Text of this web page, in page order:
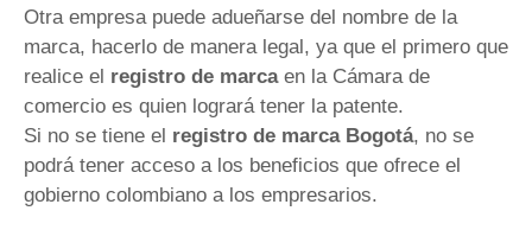
Otra empresa puede adueñarse del nombre de la
marca, hacerlo de manera legal, ya que el primero que
realice el registro de marcaen la Cámara de
comercio es quien logrará tener la patente.
Si no se tiene el registro de marca Bogotá, no se
podrá tener acceso a los beneficios que ofrece el
gobierno colombiano a los empresarios.